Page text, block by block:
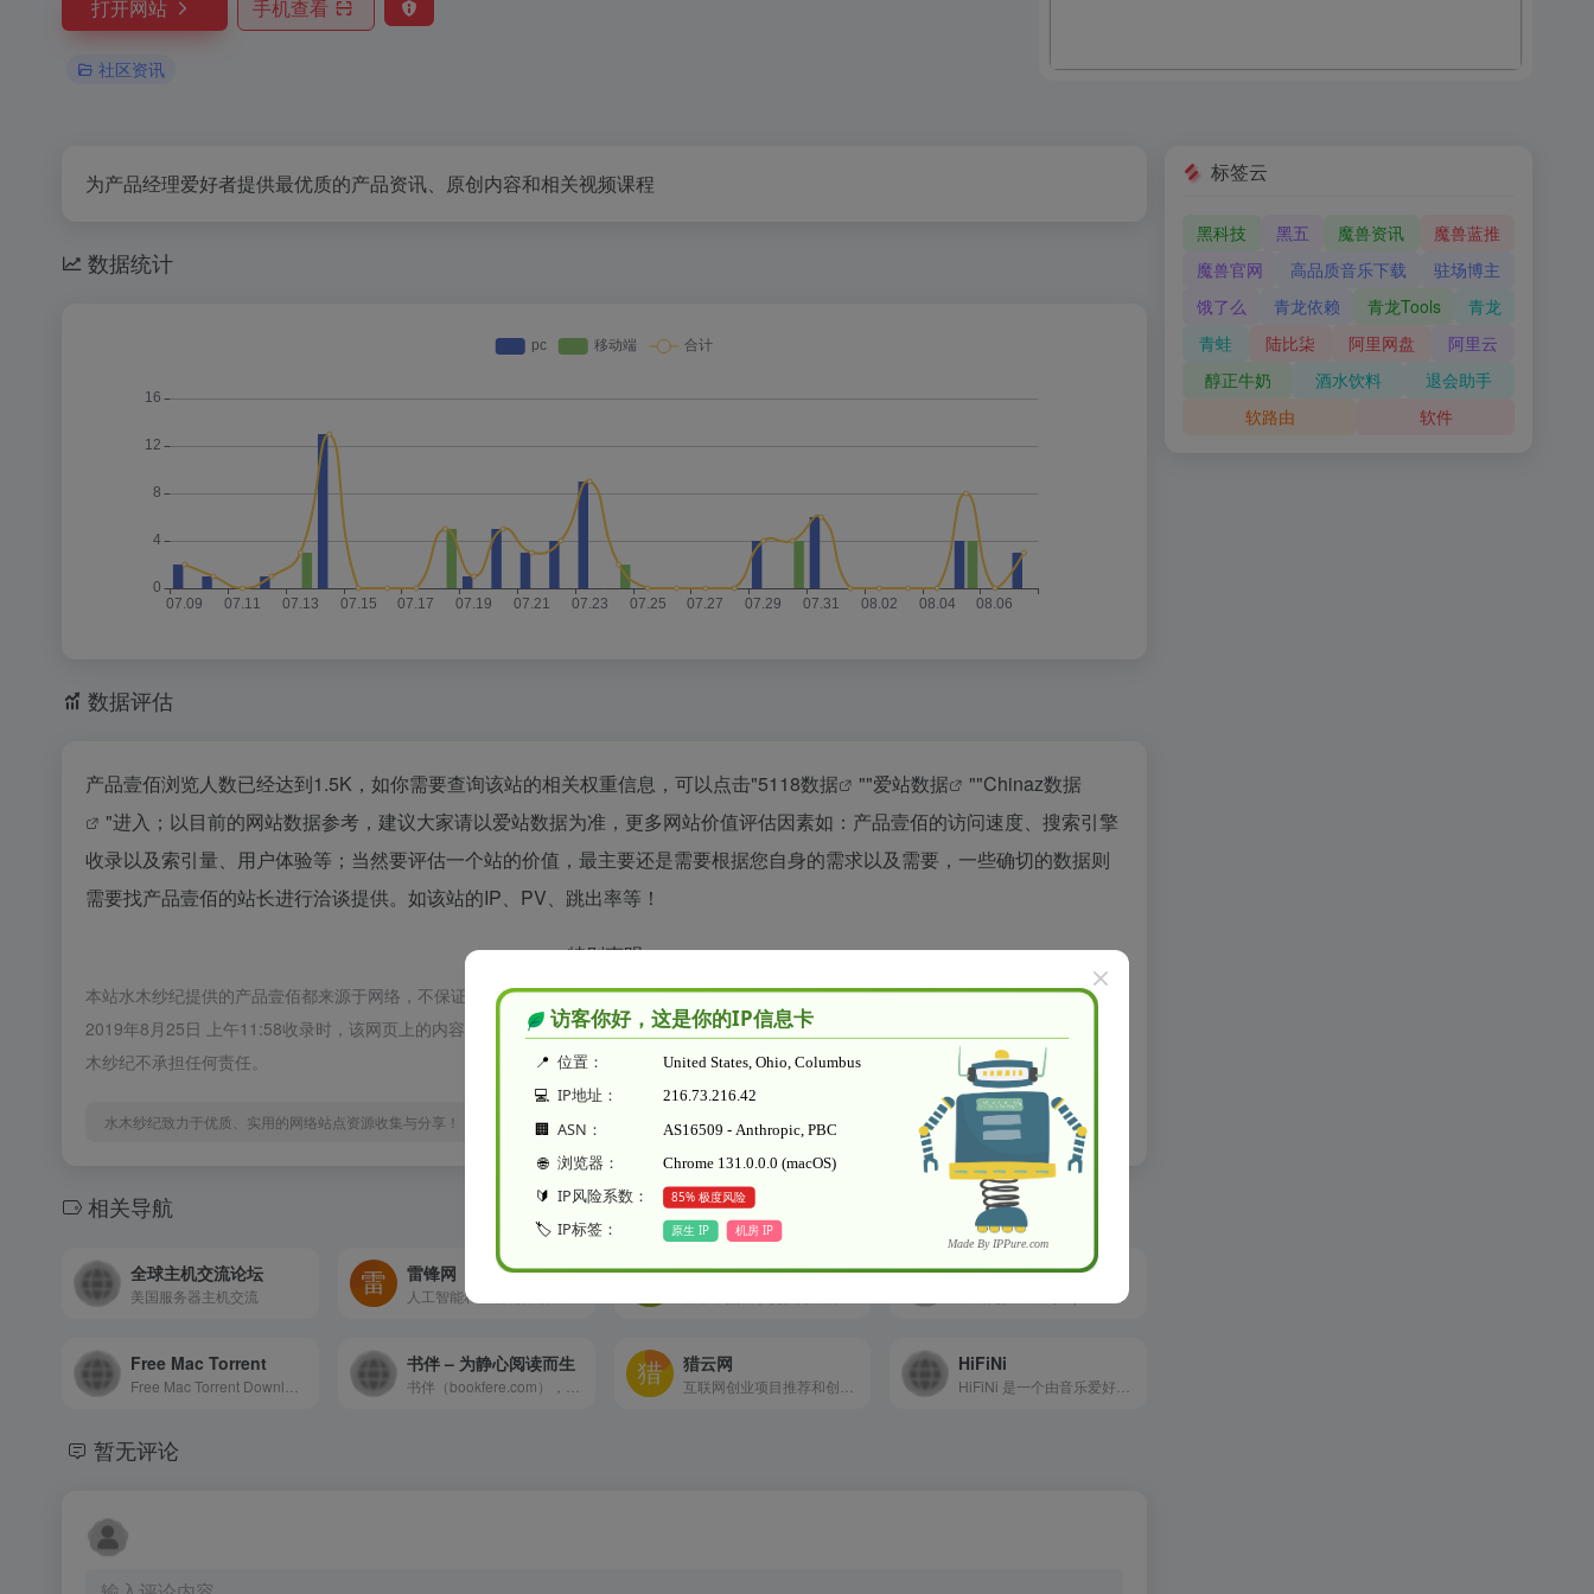
打开网站 手机查看
社区资讯
为产品经理爱好者提供最优质的产品资讯、原创内容和相关视频课程
数据统计
数据评估
产品壹佰浏览人数已经达到1.5K，如你需要查询该站的相关权重信息，可以点击"5118数据 ""爱站数据 ""Chinaz数据
"进入；以目前的网站数据参考，建议大家请以爱站数据为准，更多网站价值评估因素如：产品壹佰的访问速度、搜索引擎
收录以及索引量、用户体验等；当然要评估一个站的价值，最主要还是需要根据您自身的需求以及需要，一些确切的数据则
需要找产品壹佰的站长进行洽谈提供。如该站的IP、PV、跳出率等！
特别声明
本站水木纱纪提供的产品壹佰都来源于网络，不保证外部链接的准确性和完整性，同时，对于该外部链接的指向，不由水木纱纪实际控制，在
2019年8月25日 上午11:58收录时，该网页上的内容，都属于合规合法，后期网页的内容如出现违规，可以直接联系网站管理员进行删除，水
木纱纪不承担任何责任。
水木纱纪致力于优质、实用的网络站点资源收集与分享！ 本文地址https://www.woohong.com/sites/20.html转载请注明
相关导航
全球主机交流论坛
美国服务器主机交流
雷锋网 百乐米 果核剥壳
本站更换域名为https://www.ghxi.com。果核剥壳是一家博客类型的资源分享软件，分享绿色软件软件，破解软件，安卓软件，纯净系统等。守住互联网最后的一片净土。
Free Mac Torrent 书伴 – 为静心阅读而生 猎云网 HiFiNi
暂无评论
标签云
黑科技 黑五 魔兽资讯
魔兽蓝推
魔兽官网
高品质音乐下载
驻场博主
饿了么
青龙依赖 青龙Tools
青龙
青蛙
陆比柒 阿里网盘
阿里云
醇正牛奶
酒水饮料
退会助手
软路由
软件